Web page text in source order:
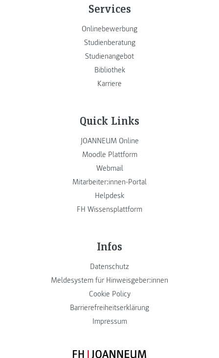
Services
Onlinebewerbung
Studienberatung
Studienangebot
Bibliothek
Karriere
Quick Links
JOANNEUM Online
Moodle Plattform
Webmail
Mitarbeiter:innen-Portal
Helpdesk
FH Wissensplattform
Infos
Datenschutz
Meldesystem für Hinweisgeber:innen
Cookie Policy
Barrierefreiheitserklärung
Impressum